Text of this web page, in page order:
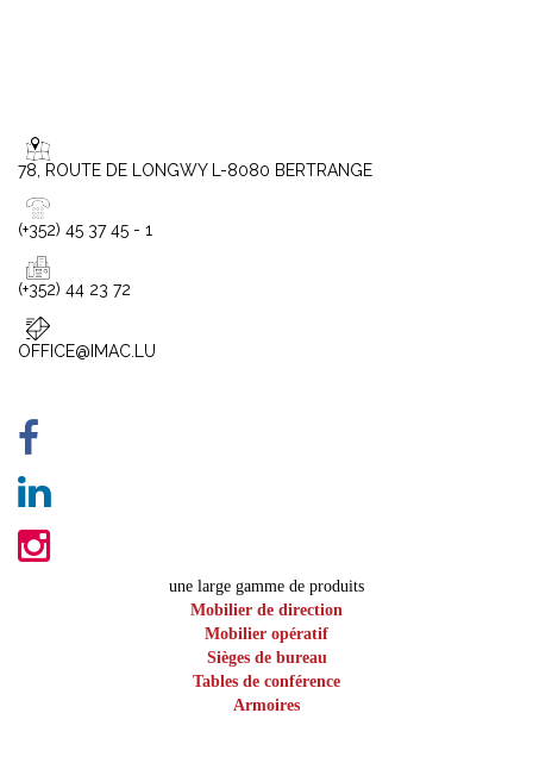
78, ROUTE DE LONGWY L-8080 BERTRANGE
(+352) 45 37 45 - 1
(+352) 44 23 72
OFFICE@IMAC.LU
une large gamme de produits
Mobilier de direction
Mobilier opératif
Sièges de bureau
Tables de conférence
Armoires